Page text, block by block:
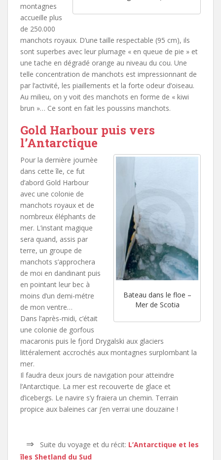
montagnes
accueille plus
de 250.000
manchots royaux. D’une taille respectable (95 cm), ils
sont superbes avec leur plumage « en queue de pie » et
une tache en dégradé orange au niveau du cou. Une
telle concentration de manchots est impressionnant de
par l’activité, les piaillements et la forte odeur d’oiseau.
Au milieu, on y voit des manchots en forme de « kiwi
brun »… Ce sont en fait les poussins manchots.
Gold Harbour puis vers
l’Antarctique
Bateau dans le floe –
Mer de Scotia
Pour la dernière journèe
dans cette île, ce fut
d’abord Gold Harbour
avec une colonie de
manchots royaux et de
nombreux éléphants de
mer. L’instant magique
sera quand, assis par
terre, un groupe de
manchots s’approchera
de moi en dandinant puis
en pointant leur bec à
moins d’un demi-métre
de mon ventre…
Dans l’après-midi, c’était
une colonie de gorfous
macaronis puis le fjord Drygalski aux glaciers
littéralement accrochés aux montagnes surplombant la
mer.
Il faudra deux jours de navigation pour atteindre
l’Antarctique. La mer est recouverte de glace et
d’icebergs. Le navire s’y fraiera un chemin. Terrain
propice aux baleines car j’en verrai une douzaine !
⇒ Suite du voyage et du récit: L’Antarctique et les
îles Shetland du Sud